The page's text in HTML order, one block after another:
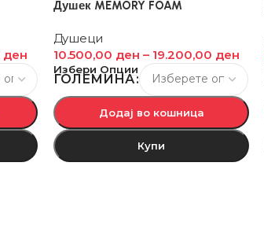
ден
Душек MEMORY FOAM
Душеци
10.500,00 ден – 19.200,00 ден
Избери Опции
ГОЛЕМИНА
Додај во кошница
Купи